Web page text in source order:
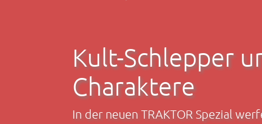
Kult-Schlepper
Charaktere
In der neuen TRAKTOR Spezial